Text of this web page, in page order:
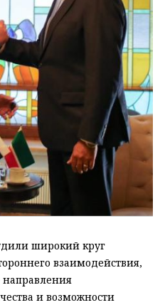
широкий круг
взаимодействия,
направления
и возможности